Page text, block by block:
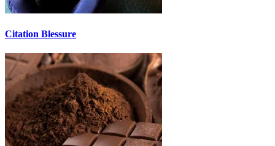
Citation Blessure